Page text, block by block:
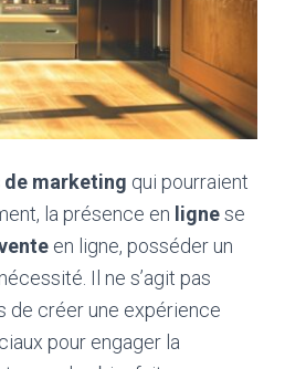
marketing qui pourraient
la présence en lignese
en ligne, posséder un
Il ne s’agit pas
de créer une expérience
pour engager la